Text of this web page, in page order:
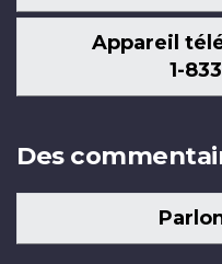
Appareil
1-
Des